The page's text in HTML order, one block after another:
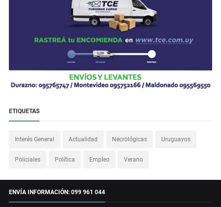
ETIQUETAS
Interés General Actualidad Necrológicas Uruguayos
Policiales Política Empleo Verano
ENVÍA INFORMACIÓN: 099 961 044